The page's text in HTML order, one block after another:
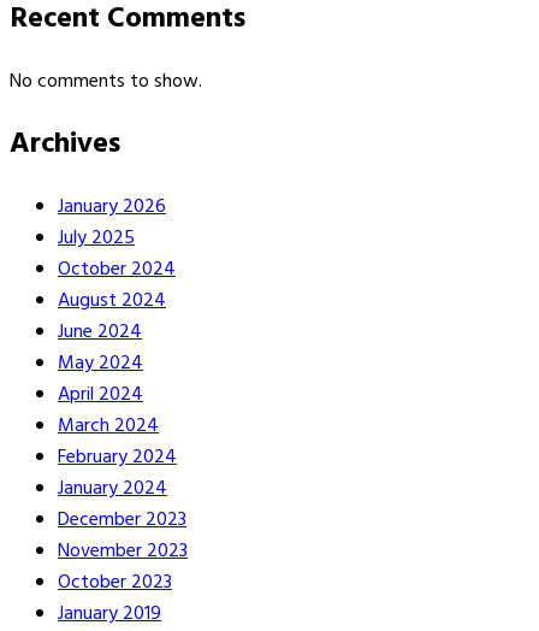
Recent Comments
No comments to show.
Archives
January 2026
July 2025
October 2024
August 2024
June 2024
May 2024
April 2024
March 2024
February 2024
January 2024
December 2023
November 2023
October 2023
January 2019